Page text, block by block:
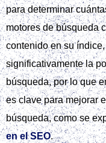
para determinar
motores de búsqueda
contenido en su
significativamente la
búsqueda, por lo que
es clave para mejorar
búsqueda, como se
en el SEO.